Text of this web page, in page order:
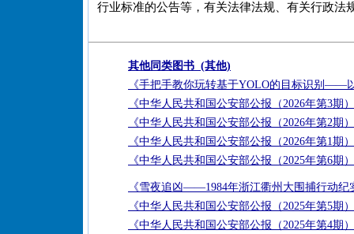
行业标准的公告等，有关法律法规、有关行政法
其他同类图书 (其他)
《手把手教你玩转基于YOLO的目标识别——
《中华人民共和国公安部公报（2026年第3期
《中华人民共和国公安部公报（2026年第2期
《中华人民共和国公安部公报（2026年第1期
《中华人民共和国公安部公报（2025年第6期
《雪夜追凶——1984年浙江衢州大围捕行动纪
《中华人民共和国公安部公报（2025年第5期
《中华人民共和国公安部公报（2025年第4期